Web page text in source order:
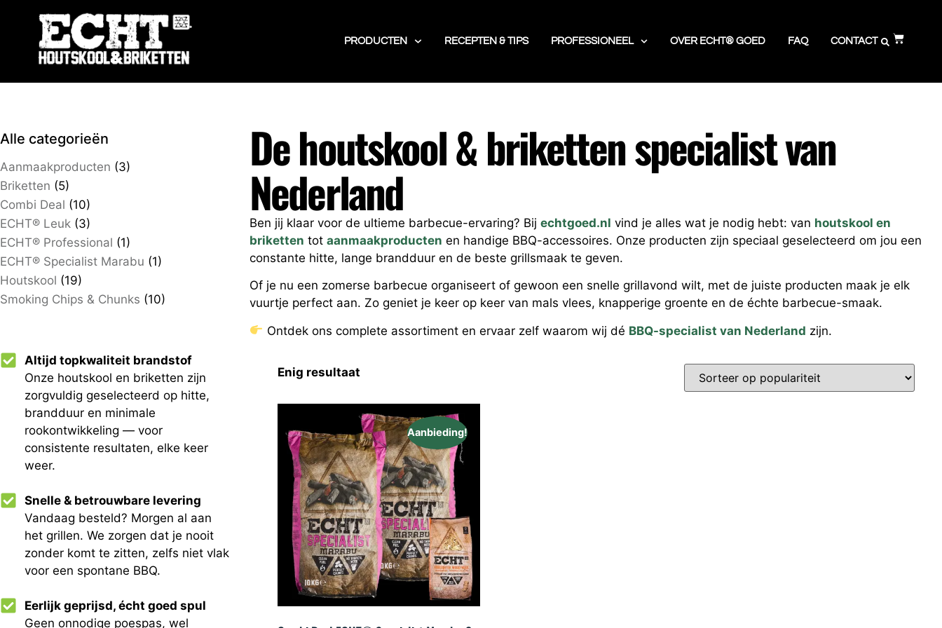
PRODUCTEN RECEPTEN & TIPS PROFESSIONEEL OVER ECHT® GOED FAQ CONTACT
Alle categorieën
Aanmaakproducten (3)
Briketten (5)
Combi Deal (10)
ECHT® Leuk (3)
ECHT® Professional (1)
ECHT® Specialist Marabu (1)
Houtskool (19)
Smoking Chips & Chunks (10)
Altijd topkwaliteit brandstof
Onze houtskool en briketten zijn
zorgvuldig geselecteerd op hitte,
brandduur en minimale
rookontwikkeling — voor
consistente resultaten, elke keer
weer.
Snelle & betrouwbare levering
Vandaag besteld? Morgen al aan
het grillen. We zorgen dat je nooit
zonder komt te zitten, zelfs niet vlak
voor een spontane BBQ.
Eerlijk geprijsd, écht goed spul
Geen onnodige poespas, wel
De houtskool & briketten specialist van
Nederland
Ben jij klaar voor de ultieme barbecue-ervaring? Bijechtgoed.nl vind je alles wat je nodig hebt: van houtskool en
briketten totaanmaakproducten en handige BBQ-accessoires. Onze producten zijn speciaal geselecteerd om jou een
constante hitte, lange brandduur en de beste grillsmaak te geven.
Of je nu een zomerse barbecue organiseert of gewoon een snelle grillavond wilt, met de juiste producten maak je elk
vuurtje perfect aan. Zo geniet je keer op keer van mals vlees, knapperige groente en de échte barbecue-smaak.
Ontdek ons complete assortiment en ervaar zelf waarom wij dé BBQ-specialist van Nederland zijn.
Enig resultaat
Aanbieding!